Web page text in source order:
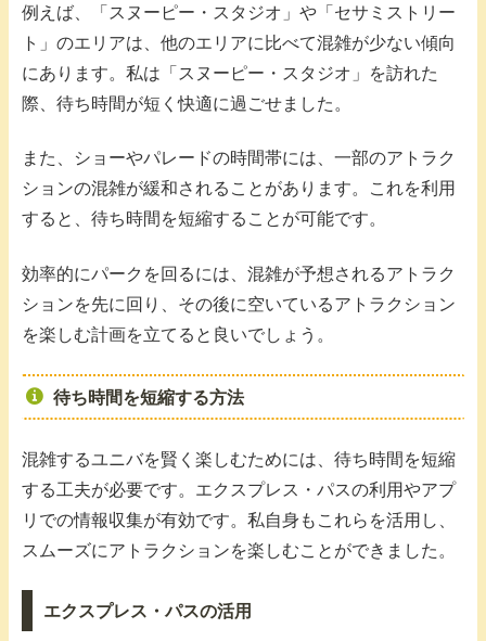
例えば、「スヌーピー・スタジオ」や「セサミストリー
ト」のエリアは、他のエリアに比べて混雑が少ない傾向
にあります。私は「スヌーピー・スタジオ」を訪れた
際、待ち時間が短く快適に過ごせました。
また、ショーやパレードの時間帯には、一部のアトラク
ションの混雑が緩和されることがあります。これを利用
すると、待ち時間を短縮することが可能です。
効率的にパークを回るには、混雑が予想されるアトラク
ションを先に回り、その後に空いているアトラクション
を楽しむ計画を立てると良いでしょう。
待ち時間を短縮する方法
混雑するユニバを賢く楽しむためには、待ち時間を短縮
する工夫が必要です。エクスプレス・パスの利用やアプ
リでの情報収集が有効です。私自身もこれらを活用し、
スムーズにアトラクションを楽しむことができました。
エクスプレス・パスの活用